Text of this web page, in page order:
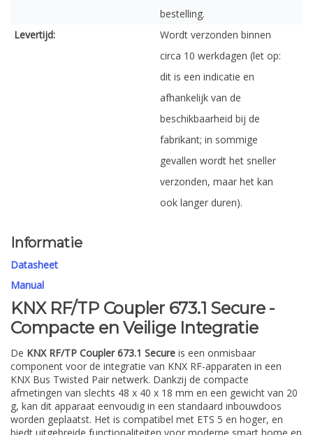
bestelling.
Levertijd:
Wordt verzonden binnen
circa 10 werkdagen (let op:
dit is een indicatie en
afhankelijk van de
beschikbaarheid bij de
fabrikant; in sommige
gevallen wordt het sneller
verzonden, maar het kan
ook langer duren).
Informatie
Datasheet
Manual
KNX RF/TP Coupler 673.1 Secure -
Compacte en Veilige Integratie
De KNX RF/TP Coupler 673.1 Secure is een onmisbaar
component voor de integratie van KNX RF-apparaten in een
KNX Bus Twisted Pair netwerk. Dankzij de compacte
afmetingen van slechts 48 x 40 x 18 mm en een gewicht van 20
g, kan dit apparaat eenvoudig in een standaard inbouwdoos
worden geplaatst. Het is compatibel met ETS 5 en hoger, en